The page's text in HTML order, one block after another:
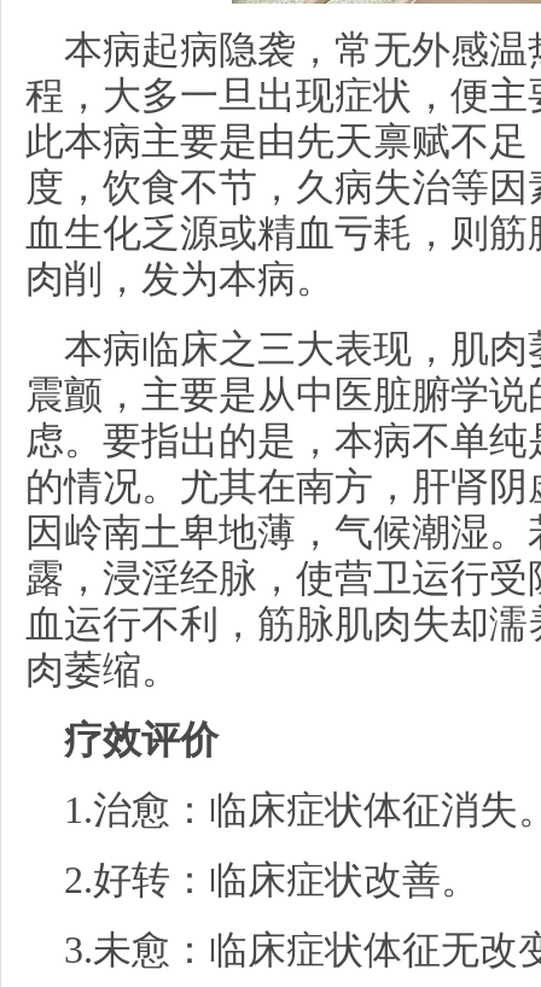
本病起病隐袭，常无外感
程，大多一旦出现症状，便
此本病主要是由先天禀赋不
度，饮食不节，久病失治等
血生化乏源或精血亏耗，则
肉削，发为本病。
本病临床之三大表现，肌
震颤，主要是从中医脏腑学
虑。要指出的是，本病不单
的情况。尤其在南方，肝肾
因岭南土卑地薄，气候潮湿
露，浸淫经脉，使营卫运行
血运行不利，筋脉肌肉失却
肉萎缩。
疗效评价
1.治愈：临床症状体征消失
2.好转：临床症状改善。
3.未愈：临床症状体征无改